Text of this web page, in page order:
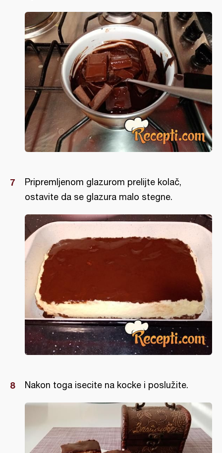
Pripremljenom glazurom prelijte kolač,
ostavite da se glazura malo stegne.
Nakon toga isecite na kocke i poslužite.